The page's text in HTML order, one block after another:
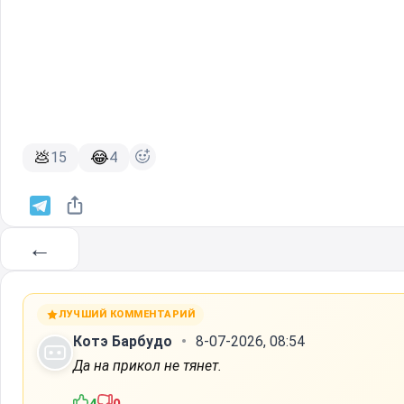
💩15 😂4
←
ЛУЧШИЙ КОММЕНТАРИЙ
Котэ Барбудо
8-07-2026, 08:54
Да на прикол не тянет.